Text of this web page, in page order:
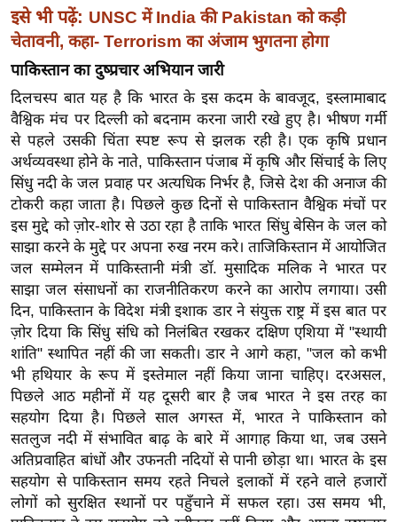
ज
न
ज
त
बॉ
ली
वु
ड
हॉ
ली
वु
ड
फि
ल्म
स
मी
क्षा
B
r
e
इसे भी पढ़ें: UNSC में India की Pakistan को कड़ी
चेतावनी, कहा- Terrorism का अंजाम भुगतना होगा
पाकिस्तान का दुष्प्रचार अभियान जारी
दिलचस्प बात यह है कि भारत के इस कदम के बावजूद, इस्लामाबाद
वैश्विक मंच पर दिल्ली को बदनाम करना जारी रखे हुए है। भीषण गर्मी
से पहले उसकी चिंता स्पष्ट रूप से झलक रही है। एक कृषि प्रधान
अर्थव्यवस्था होने के नाते, पाकिस्तान पंजाब में कृषि और सिंचाई के लिए
सिंधु नदी के जल प्रवाह पर अत्यधिक निर्भर है, जिसे देश की अनाज की
टोकरी कहा जाता है। पिछले कुछ दिनों से पाकिस्तान वैश्विक मंचों पर
इस मुद्दे को ज़ोर-शोर से उठा रहा है ताकि भारत सिंधु बेसिन के जल को
साझा करने के मुद्दे पर अपना रुख नरम करे। ताजिकिस्तान में आयोजित
जल सम्मेलन में पाकिस्तानी मंत्री डॉ. मुसादिक मलिक ने भारत पर
साझा जल संसाधनों का राजनीतिकरण करने का आरोप लगाया। उसी
दिन, पाकिस्तान के विदेश मंत्री इशाक डार ने संयुक्त राष्ट्र में इस बात पर
ज़ोर दिया कि सिंधु संधि को निलंबित रखकर दक्षिण एशिया में "स्थायी
शांति" स्थापित नहीं की जा सकती। डार ने आगे कहा, "जल को कभी
भी हथियार के रूप में इस्तेमाल नहीं किया जाना चाहिए। दरअसल,
पिछले आठ महीनों में यह दूसरी बार है जब भारत ने इस तरह का
सहयोग दिया है। पिछले साल अगस्त में, भारत ने पाकिस्तान को
सतलुज नदी में संभावित बाढ़ के बारे में आगाह किया था, जब उसने
अतिप्रवाहित बांधों और उफनती नदियों से पानी छोड़ा था। भारत के इस
सहयोग से पाकिस्तान समय रहते निचले इलाकों में रहने वाले हजारों
लोगों को सुरक्षित स्थानों पर पहुँचाने में सफल रहा। उस समय भी,